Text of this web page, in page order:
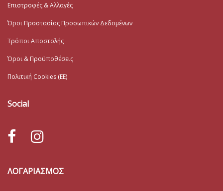
Επιστροφές & Αλλαγές
Όροι Προστασίας Προσωπικών Δεδομένων
Τρόποι Αποστολής
Όροι & Προϋποθέσεις
Πολιτική Cookies (ΕΕ)
Social
ΛΟΓΑΡΙΑΣΜΟΣ